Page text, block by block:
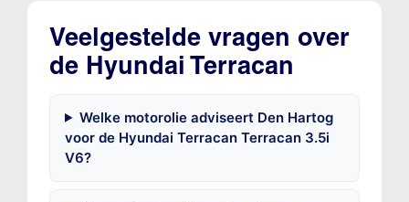
Veelgestelde vragen over
de Hyundai Terracan
Welke motorolie adviseert Den Hartog
voor de Hyundai Terracan Terracan 3.5i
V6?